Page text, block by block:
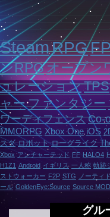
SteamRPG
ンRPGオープン
ュレーションTPS
ャーファンタジー
ワーディフェンス Co-
MMORPG Xbox One iOS
スダ ロボット ローグライク
Xbox アンチャーテッド FF HALO4
H1Z1 Android イギリス 一人称 軌跡
ストウォーカー F2P STG ノーティ
ール GoldenEye:Source Source MOD
グル